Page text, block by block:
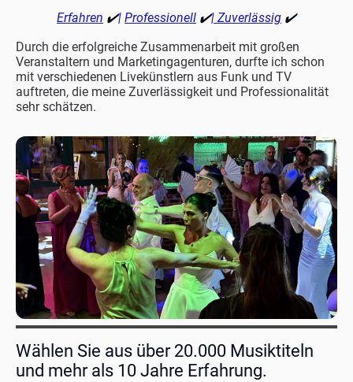
Erfahren ✔️| Professionell ✔️| Zuverlässig ✔️
Durch die erfolgreiche Zusammenarbeit mit großen
Veranstaltern und Marketingagenturen, durfte ich schon
mit verschiedenen Livekünstlern aus Funk und TV
auftreten, die meine Zuverlässigkeit und Professionalität
sehr schätzen.
Wählen Sie aus über 20.000 Musiktiteln
und mehr als 10 Jahre Erfahrung.